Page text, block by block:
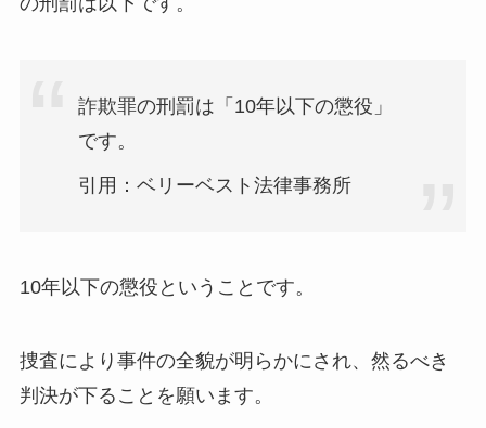
詐欺罪の刑罰は「10年以下の懲役」
です。
引用：ベリーベスト法律事務所
10年以下の懲役ということです。
捜査により事件の全貌が明らかにされ、然るべき
判決が下ることを願います。